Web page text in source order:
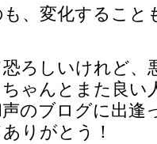
、変化すること
ろしいけれど、
ゃんとまた良い
のブログに出逢
りがとう！